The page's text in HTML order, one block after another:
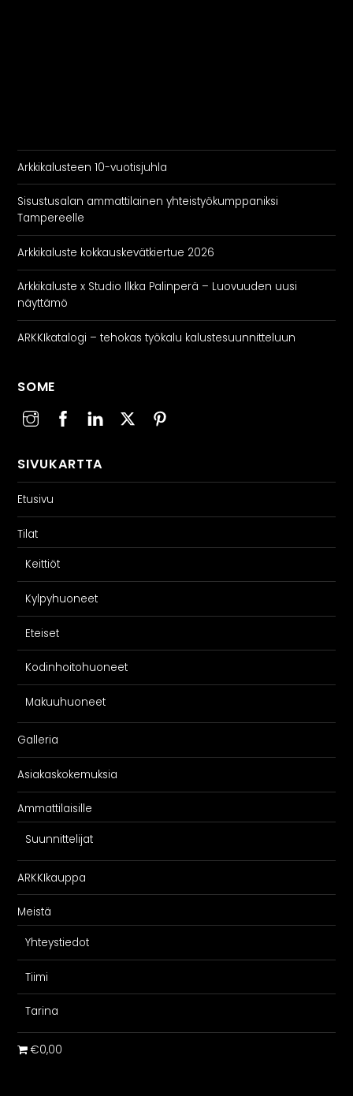
Arkkikalusteen 10-vuotisjuhla
Sisustusalan ammattilainen yhteistyökumppaniksi
Tampereelle
Arkkikaluste kokkauskevätkiertue 2026
Arkkikaluste x Studio Ilkka Palinperä – Luovuuden uusi
näyttämö
ARKKIkatalogi – tehokas työkalu kalustesuunnitteluun
SOME
SIVUKARTTA
Etusivu
Tilat
Keittiöt
Kylpyhuoneet
Eteiset
Kodinhoitohuoneet
Makuuhuoneet
Galleria
Asiakaskokemuksia
Ammattilaisille
Suunnittelijat
ARKKIkauppa
Meistä
Yhteystiedot
Tiimi
Tarina
€0,00